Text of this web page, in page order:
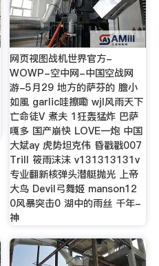
网页视图战机世界官方-
WOWP-空中网-中国空战网
游-5月29 地方的萨芬的 膽小
如風 garlic哇擦嘞 wjl风雨天下
亡命徒V 煮夫 1狂轰猛炸 巴萨
嘎多 国产崩快 LOVE一炮 中国
大斌ay 虎势坦克伟 昏戳戳007
Trill 筱雨沫沫 v131313131v
专业翻新核弹头潜艇抛光 上帝
大鸟 Devil弓舞姬 manson12
0风暴突击0 湖中的雨丝 千年-
神